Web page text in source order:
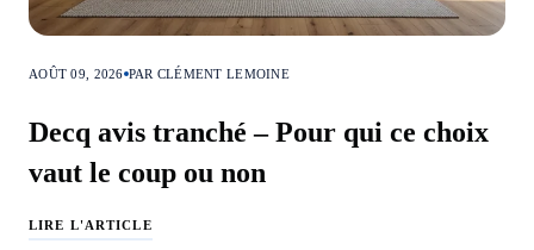
AOÛT 09, 2026 PAR CLÉMENT LEMOINE
Decq avis tranché – Pour qui ce choix
vaut le coup ou non
LIRE L'ARTICLE